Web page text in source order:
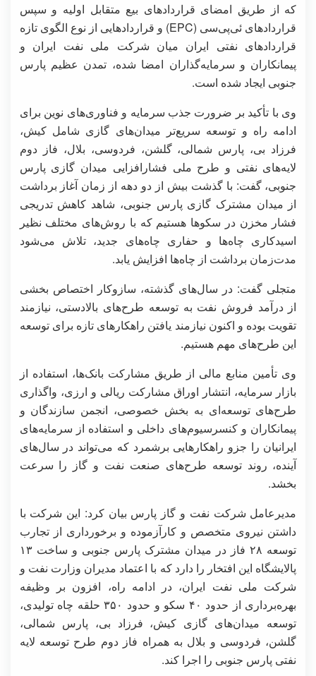
که از طریق امضای قراردادهای بیع متقابل اولیه و سپس
قراردادهای ئی‌پی‌سی (EPC) و قراردادهایی از نوع الگوی تازه
قراردادهای نفتی ایران میان شرکت ملی نفت ایران و
پیمانکاران و سرمایه‌گذاران امضا شده، تمدن عظیم پارس
جنوبی ایجاد شده است.
وی با تأکید بر ضرورت جذب سرمایه و فناوری‌های نوین برای
ادامه راه و توسعه سریع‌تر میدان‌های گازی شامل کیش،
فرزاد بی، پارس شمالی، گلشن، فردوسی، بلال، فاز دوم
لایه‌های نفتی و طرح ملی فشارافزایی میدان گازی پارس
جنوبی، گفت: با گذشت بیش از دو دهه از زمان آغاز برداشت
از میدان مشترک گازی پارس جنوبی، شاهد کاهش تدریجی
فشار مخزن در سکوها هستیم که با روش‌های مختلف نظیر
اسیدکاری چاه‌ها و حفاری چاه‌های جدید، تلاش می‌شود
مدت‌زمان برداشت از چاه‌ها افزایش یابد.
متجلی گفت: در سال‌های گذشته، سازوکار اختصاص بخشی
از درآمد فروش نفت به توسعه طرح‌های بالادستی، نیازمند
تقویت بوده و اکنون نیازمند یافتن راهکارهای تازه برای توسعه
این طرح‌های مهم هستیم.
وی تأمین منابع مالی از طریق مشارکت بانک‌ها، استفاده از
بازار سرمایه، انتشار اوراق مشارکت ریالی و ارزی، واگذاری
طرح‌های توسعه‌ای به بخش خصوصی، انجمن سازندگان و
پیمانکاران و کنسرسیوم‌های داخلی و استفاده از سرمایه‌های
ایرانیان را جزو راهکارهایی برشمرد که می‌تواند در سال‌های
آینده، روند توسعه طرح‌های صنعت نفت و گاز را سرعت
بخشد.
مدیرعامل شرکت نفت و گاز پارس بیان کرد: این شرکت با
داشتن نیروی متخصص و کارآزموده و برخورداری از تجارب
توسعه ۲۸ فاز در میدان مشترک پارس جنوبی و ساخت ۱۳
پالایشگاه این افتخار را دارد که با اعتماد مدیران وزارت نفت و
شرکت ملی نفت ایران، در ادامه راه، افزون بر وظیفه
بهره‌برداری از حدود ۴۰ سکو و حدود ۳۵۰ حلقه چاه تولیدی،
توسعه میدان‌های گازی کیش، فرزاد بی، پارس شمالی،
گلشن، فردوسی و بلال به همراه فاز دوم طرح توسعه لایه
نفتی پارس جنوبی را اجرا کند.